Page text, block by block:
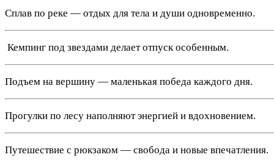
Сплав по реке — отдых для тела и души одновременно.
️ Кемпинг под звездами делает отпуск особенным.
Подъем на вершину — маленькая победа каждого дня.
Прогулки по лесу наполняют энергией и вдохновением.
Путешествие с рюкзаком — свобода и новые впечатления.